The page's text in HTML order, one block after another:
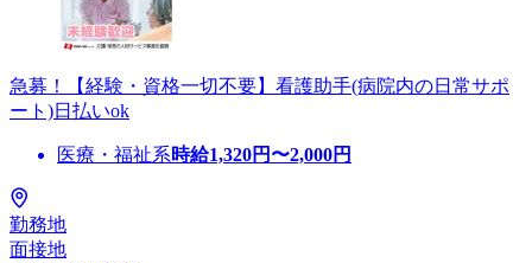
急募！【経験・資格一切不要】看護助手(病院内の日常サポ
ート)日払いok
医療・福祉系時給1,320円〜2,000円
勤務地
面接地